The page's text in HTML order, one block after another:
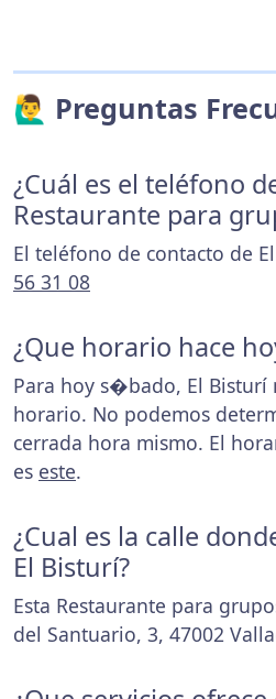
🙋‍♂️ Preguntas
¿Cuál es el teléfono
Restaurante para
El teléfono de contacto de
56 31 08
¿Que horario hace
Para hoy s�bado, El Bisturí
horario. No podemos
cerrada hora mismo. El
es este.
¿Cual es la calle
El Bisturí?
Esta Restaurante para
del Santuario, 3, 47002